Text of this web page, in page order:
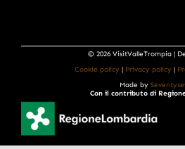
© 2026 VisitValleTrompia |
Cookie policy
Privacy policy
Made by
Con il contributo di